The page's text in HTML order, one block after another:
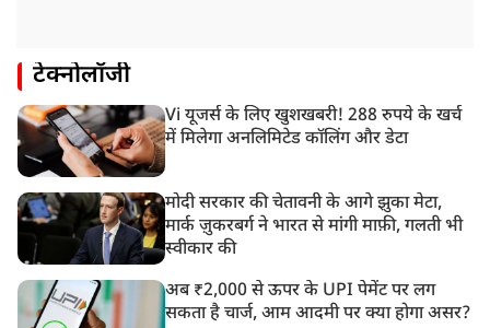
टेक्नोलॉजी
Vi यूजर्स के लिए खुशखबरी! 288 रुपये के खर्च
में मिलेगा अनलिमिटेड कॉलिंग और डेटा
मोदी सरकार की चेतावनी के आगे झुका मेटा,
मार्क ज़ुकरबर्ग ने भारत से मांगी माफ़ी, गलती भी
स्वीकार की
अब ₹2,000 से ऊपर के UPI पेमेंट पर लग
सकता है चार्ज, आम आदमी पर क्या होगा असर?